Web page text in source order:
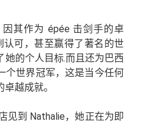
因其作为 épée 击剑手的卓
认可，甚至赢得了著名的世
她的个人目标.而且还为巴西
个世界冠军，这是当今任何
越成就。
见到 Nathalie，她正在为即